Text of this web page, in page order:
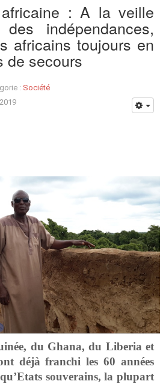
africaine : A la veille
indépendances,
africains toujours en
de secours
: Société
du Ghana, du Liberia et
déjà franchi les 60 années
souverains, la plupart